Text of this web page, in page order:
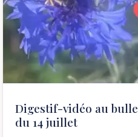
Digestif-vidéo au
du 14 juillet